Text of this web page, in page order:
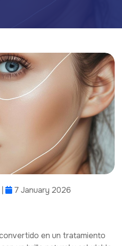
7 January 2026
en un tratamiento